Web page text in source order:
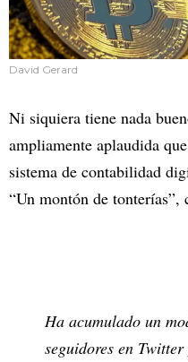
David Gerard
Ni siquiera tiene nada
ampliamente aplaudida
sistema de contabilidad
“Un montón de tonterías”,
Ha acumulado un
seguidores en